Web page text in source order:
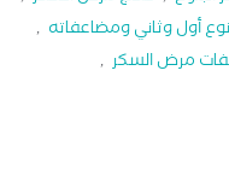
أول وثاني ومضاعفاته ,
مرض السكر ,